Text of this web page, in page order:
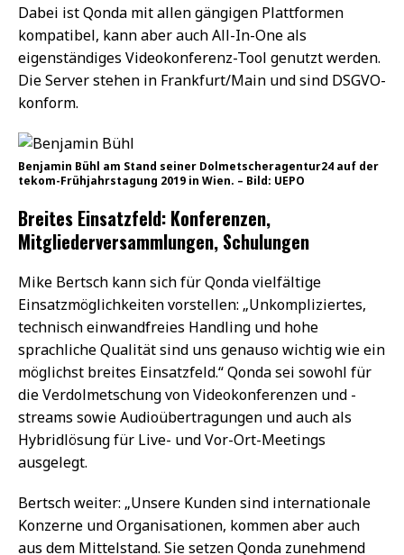
Dabei ist Qonda mit allen gängigen Plattformen
kompatibel, kann aber auch All-In-One als
eigenständiges Videokonferenz-Tool genutzt werden.
Die Server stehen in Frankfurt/Main und sind DSGVO-
konform.
Benjamin Bühl am Stand seiner Dolmetscheragentur24 auf der
tekom-Frühjahrstagung 2019 in Wien. – Bild: UEPO
Breites Einsatzfeld: Konferenzen,
Mitgliederversammlungen, Schulungen
Mike Bertsch kann sich für Qonda vielfältige
Einsatzmöglichkeiten vorstellen: „Unkompliziertes,
technisch einwandfreies Handling und hohe
sprachliche Qualität sind uns genauso wichtig wie ein
möglichst breites Einsatzfeld.“ Qonda sei sowohl für
die Verdolmetschung von Videokonferenzen und -
streams sowie Audioübertragungen und auch als
Hybridlösung für Live- und Vor-Ort-Meetings
ausgelegt.
Bertsch weiter: „Unsere Kunden sind internationale
Konzerne und Organisationen, kommen aber auch
aus dem Mittelstand. Sie setzen Qonda zunehmend